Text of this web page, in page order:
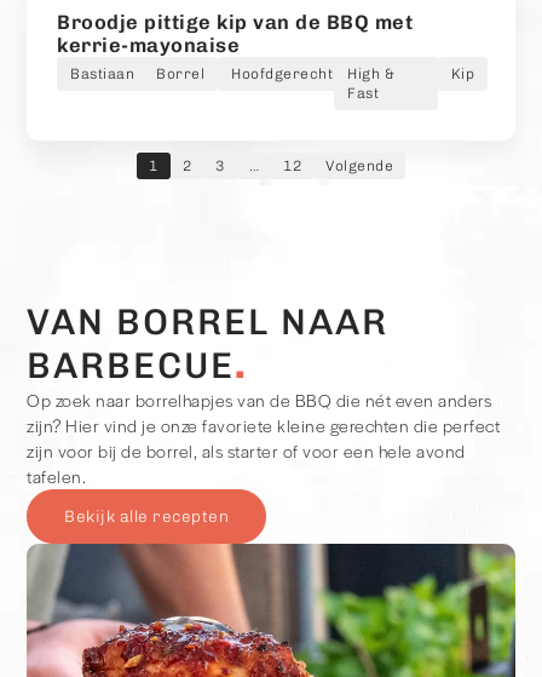
Broodje pittige kip van de BBQ met
kerrie-mayonaise
Bastiaan Borrel Hoofdgerecht
High &
Fast
Kip
1 2 3 … 12 Volgende
VAN BORREL NAAR
BARBECUE
Op zoek naar borrelhapjes van de BBQ die nét even anders
zijn? Hier vind je onze favoriete kleine gerechten die perfect
zijn voor bij de borrel, als starter of voor een hele avond
tafelen.
Bekijk alle recepten